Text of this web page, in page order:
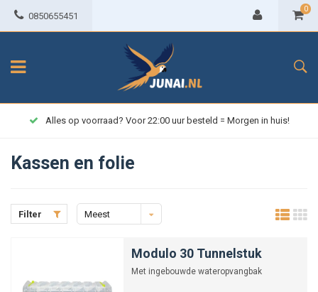
0850655451
0
Alles op voorraad? Voor 22:00 uur besteld = Morgen in huis!
Kassen en folie
Filter
Meest
Modulo 30 Tunnelstuk
Met ingebouwde wateropvangbak